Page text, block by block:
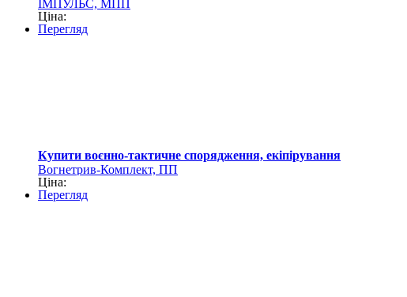
ІМПУЛЬС, МПП
Ціна:
Перегляд
Купити воєнно-тактичне спорядження, екіпірування
Вогнетрив-Комплект, ПП
Ціна:
Перегляд